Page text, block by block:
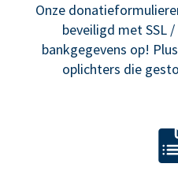
Onze
beveiligd met SSL
bankgegevens op!
oplichters die